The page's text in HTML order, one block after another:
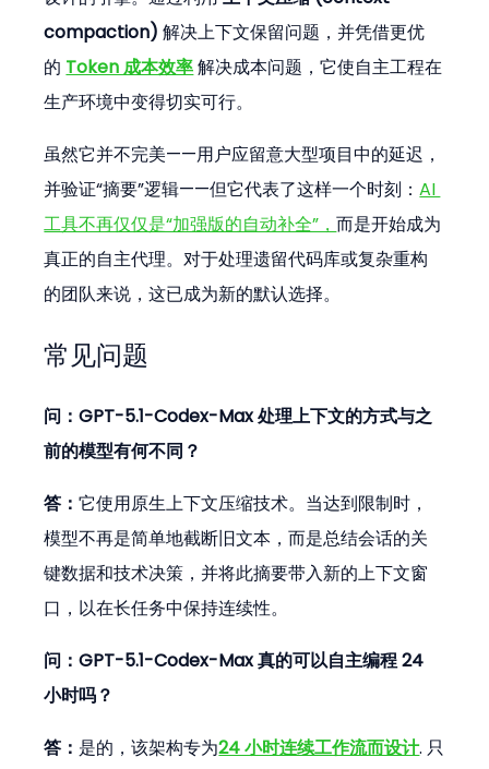
compaction) 解决上下文保留问题，并凭借更优
的 Token 成本效率 解决成本问题，它使自主工程在
生产环境中变得切实可行。
虽然它并不完美——用户应留意大型项目中的延迟，
并验证“摘要”逻辑——但它代表了这样一个时刻：AI
工具不再仅仅是“加强版的自动补全”，而是开始成为
真正的自主代理。对于处理遗留代码库或复杂重构
的团队来说，这已成为新的默认选择。
常见问题
问：GPT-5.1-Codex-Max 处理上下文的方式与之
前的模型有何不同？
答：它使用原生上下文压缩技术。当达到限制时，
模型不再是简单地截断旧文本，而是总结会话的关
键数据和技术决策，并将此摘要带入新的上下文窗
口，以在长任务中保持连续性。
问：GPT-5.1-Codex-Max 真的可以自主编程 24
小时吗？
答： 是的，该架构专为24 小时连续工作流而设计. 只